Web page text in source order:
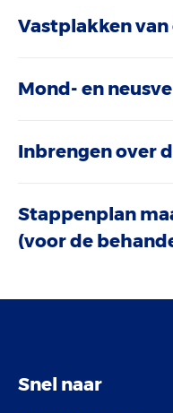
Vastplakken van
Mond- en
Inbrengen over
Stappenplan
(voor de
Snel naar